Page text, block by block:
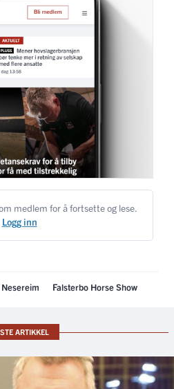
medlem for å fortsette og lese.
Logg inn
Nesereim Falsterbo Horse Show
ARTIKKEL